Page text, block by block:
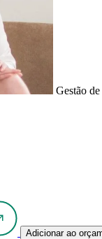
Gestão
Adicionar ao